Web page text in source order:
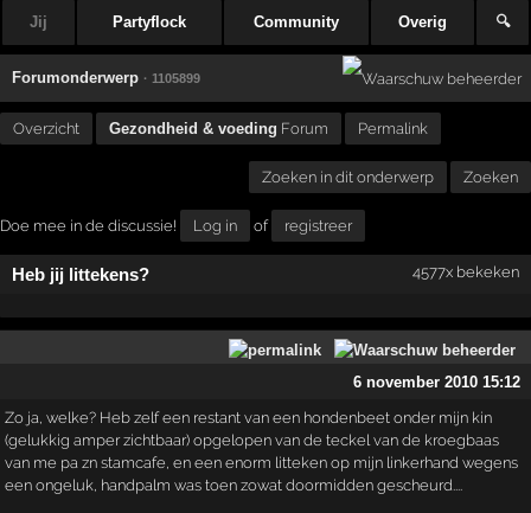
Jij Partyflock Community Overig 🔍
Forumonderwerp · 1105899
Overzicht Gezondheid & voeding Forum Permalink
Zoeken in dit onderwerp Zoeken
Doe mee in de discussie! Log in of registreer
Heb jij littekens? 4577x bekeken
6 november 2010 15:12
Zo ja, welke? Heb zelf een restant van een hondenbeet onder mijn kin
(gelukkig amper zichtbaar) opgelopen van de teckel van de kroegbaas
van me pa zn stamcafe, en een enorm litteken op mijn linkerhand wegens
een ongeluk, handpalm was toen zowat doormidden gescheurd....